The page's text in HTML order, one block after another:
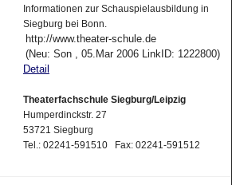
Informationen zur Schauspielausbildung in
Siegburg bei Bonn.
http://www.theater-schule.de
(Neu: Son , 05.Mar 2006 LinkID: 1222800)
Detail
Theaterfachschule Siegburg/Leipzig
Humperdinckstr. 27
53721 Siegburg
Tel.: 02241-591510 Fax: 02241-591512